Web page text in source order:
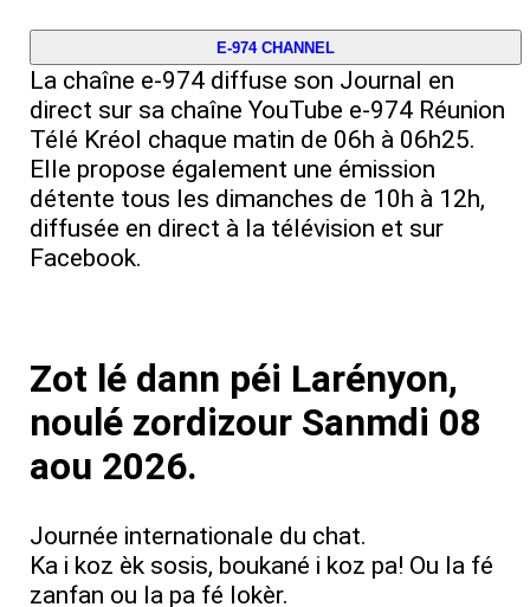
E-974 CHANNEL
La chaîne e‑974 diffuse son Journal en
direct sur sa chaîne YouTube e‑974 Réunion
Télé Kréol chaque matin de 06h à 06h25.
Elle propose également une émission
détente tous les dimanches de 10h à 12h,
diffusée en direct à la télévision et sur
Facebook.
Zot lé dann péi Larényon,
noulé zordizour Sanmdi 08
aou 2026.
Journée internationale du chat.
Ka i koz èk sosis, boukané i koz pa! Ou la fé
zanfan ou la pa fé lokèr.